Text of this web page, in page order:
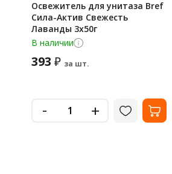
Освежитель для унитаза Bref
Сила-Актив Свежесть
Лаванды 3х50г
В наличии
393 ₽ за шт.
- +